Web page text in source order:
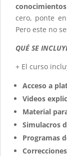
cero, ponte
Pero este no
QUÉ SE
+ El curso
Acceso a
Videos
Material
Simulacros
Programas